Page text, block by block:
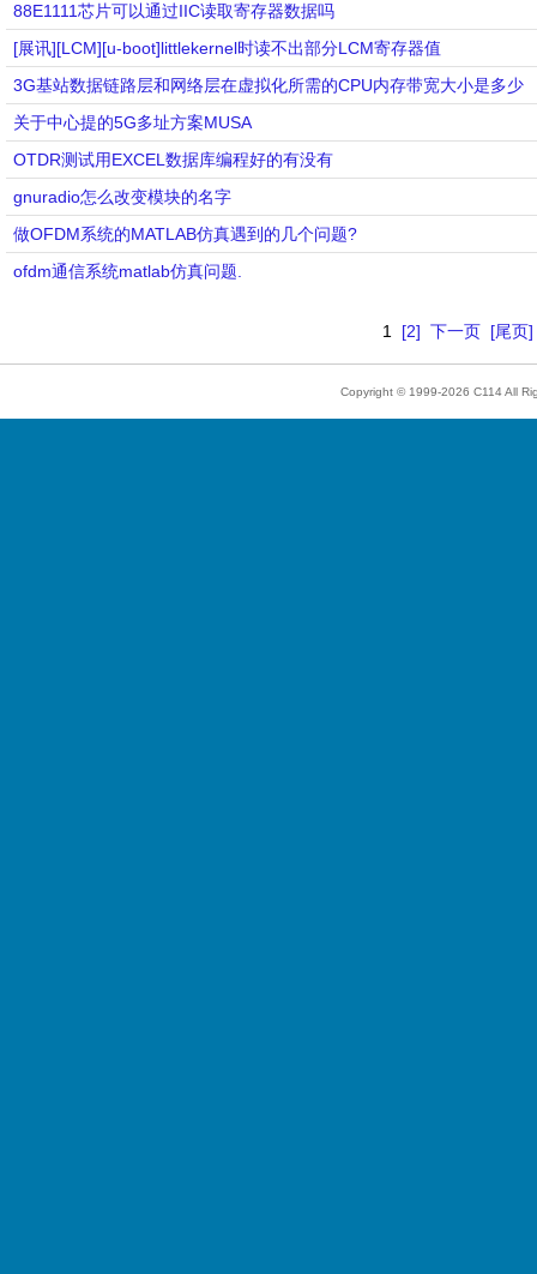
88E1111芯片可以通过IIC读取寄存器数据吗
[展讯][LCM][u-boot]littlekernel时读不出部分LCM寄存器值
3G基站数据链路层和网络层在虚拟化所需的CPU内存带宽大小是多少
关于中心提的5G多址方案MUSA
OTDR测试用EXCEL数据库编程好的有没有
gnuradio怎么改变模块的名字
做OFDM系统的MATLAB仿真遇到的几个问题?
ofdm通信系统matlab仿真问题.
1 [2] 下一页 [尾页]
Copyright © 1999-2026 C114All